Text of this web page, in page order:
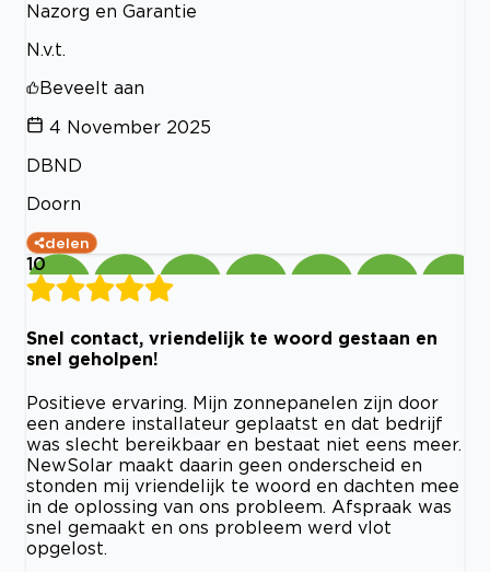
Nazorg en Garantie
N.v.t.
Beveelt aan
4 November 2025
DBND
Doorn
delen
10
Snel contact, vriendelijk te woord gestaan en
snel geholpen!
Positieve ervaring. Mijn zonnepanelen zijn door
een andere installateur geplaatst en dat bedrijf
was slecht bereikbaar en bestaat niet eens meer.
NewSolar maakt daarin geen onderscheid en
stonden mij vriendelijk te woord en dachten mee
in de oplossing van ons probleem. Afspraak was
snel gemaakt en ons probleem werd vlot
opgelost.